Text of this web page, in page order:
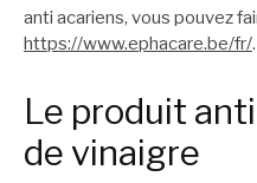
anti acariens, vous pouvez
https://www.ephacare.be/fr/.
Le produit
de vinaigre